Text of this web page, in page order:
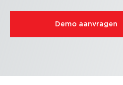
Demo aanvragen